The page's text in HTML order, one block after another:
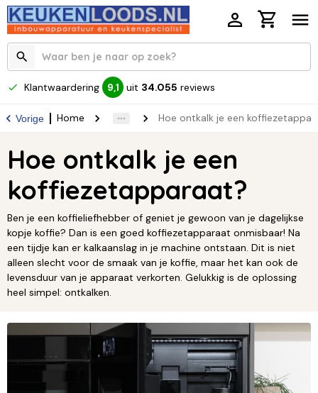
Klantwaardering 9,1 uit 34.055 reviews
Vorige Home Hoe ontkalk je een
Hoe ontkalk je een
koffiezetapparaat?
Ben je een koffieliefhebber of geniet je gewoon van je dagelijkse
kopje koffie? Dan is een goed koffiezetapparaat onmisbaar! Na
een tijdje kan er kalkaanslag in je machine ontstaan. Dit is niet
alleen slecht voor de smaak van je koffie, maar het kan ook de
levensduur van je apparaat verkorten. Gelukkig is de oplossing
heel simpel: ontkalken.